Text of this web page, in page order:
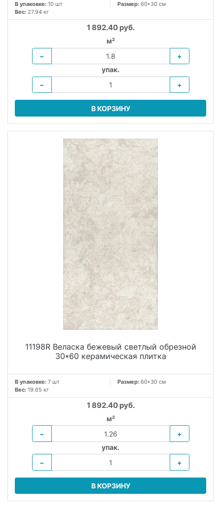
В упаковке: 10 шт Размер: 60*30 см
Вес: 27.94 кг
1 892.40 руб.
м²
−
+
упак.
−
+
В КОРЗИНУ
11198R Веласка бежевый светлый обрезной
30*60 керамическая плитка
В упаковке: 7 шт Размер: 60*30 см
Вес: 19.65 кг
1 892.40 руб.
м²
−
+
упак.
−
+
В КОРЗИНУ